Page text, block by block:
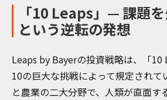
「10 Leaps」— 課題
という逆転の発想
Leaps by Bayerの投資戦略は、「10
10の巨大な挑戦によって規定されて
と農業の二大分野で、人類が直面す